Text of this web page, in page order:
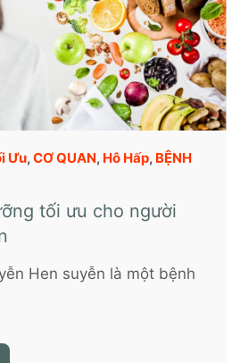
Ưu,CƠ QUAN, Hô Hấp, BỆNH
tối ưu cho người
Hen suyễn là một bệnh